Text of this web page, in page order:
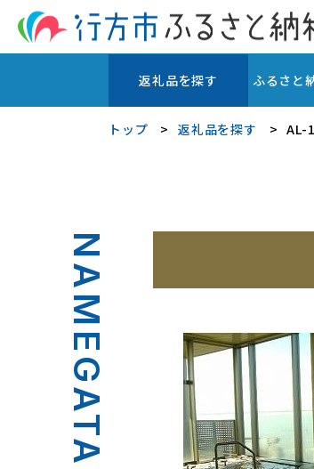
返礼品を探す ふるさと
トップ 返礼品を探す AL-
NAMEGATA